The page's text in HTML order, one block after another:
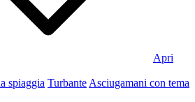
Apri
spiaggia Turbante Asciugamani con tema